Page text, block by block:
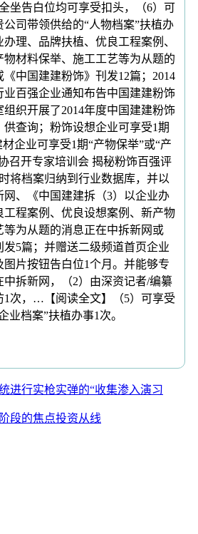
坐告白位均可享受扣头，（6）可
司带领供给的“人物档案”扶植办
理、品牌扶植、优良工程案例、
材料保举、施工工艺等为从题的
中国建建粉饰》刊发12篇；2014
业百强企业通知布告中国建建粉饰
织开展了2014年度中国建建粉饰
查询；粉饰设想企业可享受1期
企业可享受1期“产物保举”或“产
召开专家培训会 揭秘粉饰百强评
将档案归纳到行业数据库，并以
网、《中国建建拆（3）以企业办
工程案例、优良设想案例、新产物
等为从题的消息正在中拆新网或
发5篇；并赠送二级频道首页企业
片按钮告白位1个月。并能够专
拆新网，（2）由深资记者/编纂
1次，…【阅读全文】（5）可享受
业档案”扶植办事1次。
进行实枪实弹的“收集渗入演习
段的焦点投资从线